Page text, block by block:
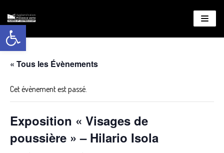
Ouvrir la barre d’outils
Aller
au
contenu
« Tous les Évènements
Cet évènement est passé.
Exposition « Visages de
poussière » – Hilario Isola